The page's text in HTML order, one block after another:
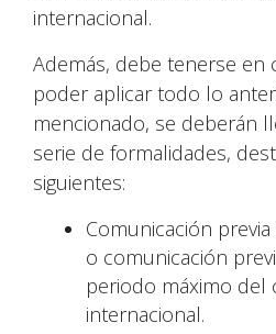
internacional.
Además, debe tenerse en
poder aplicar todo lo
mencionado, se deberán
serie de formalidades,
siguientes:
Comunicación
o comunicación
periodo máximo del
internacional.